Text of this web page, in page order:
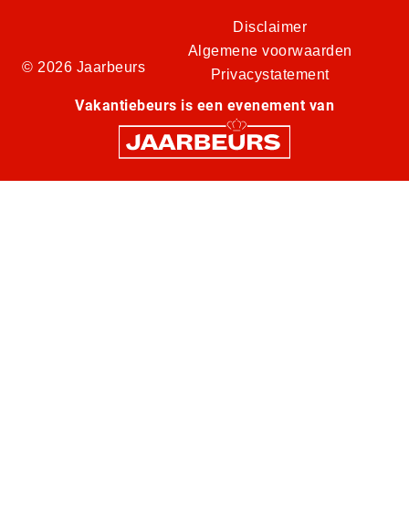
© 2026 Jaarbeurs
Disclaimer
Algemene voorwaarden
Privacystatement
Vakantiebeurs is een evenement van